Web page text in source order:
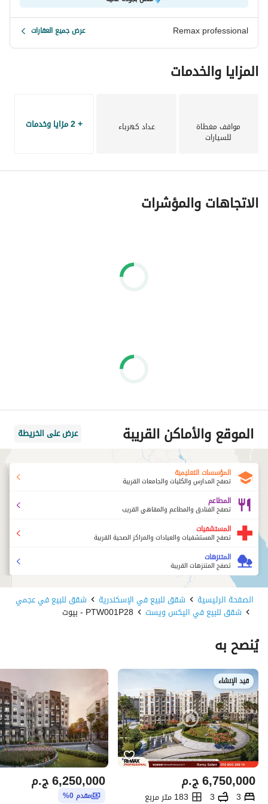
Remax professional عرض جميع العقارات
المزايا والخدمات
مواقف مغطاة
للسيارات
عداد كهرباء + 2 مزايا وخدمات
الاتجاهات والمؤشرات
الموقع والأماكن القريبة عرض على الخريطة
المؤسسات التعليمية
تصفح المدارس والكليات والجامعات القريبة
المطاعم
تصفح الفنادق والمطاعم والمقاهي القريب
المستشفيات
تصفح المستشفيات والعيادات والمراكز الصحية القريبة
المتنزهات
تصفح المتنزهات القريبة
الصفحة الرئيسية شقق للبيع في الإسكندرية شقق للبيع في عجمي
شقق للبيع في اليكس ويست PTW001P28 - بيوت
يُنصح به
قيد الإنشاء
ج.م6,750,000
3
3 183 متر مربع
ج.م6,250,000
مقدم 0%